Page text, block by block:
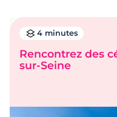
4 minutes
Rencontrez des
sur-Seine